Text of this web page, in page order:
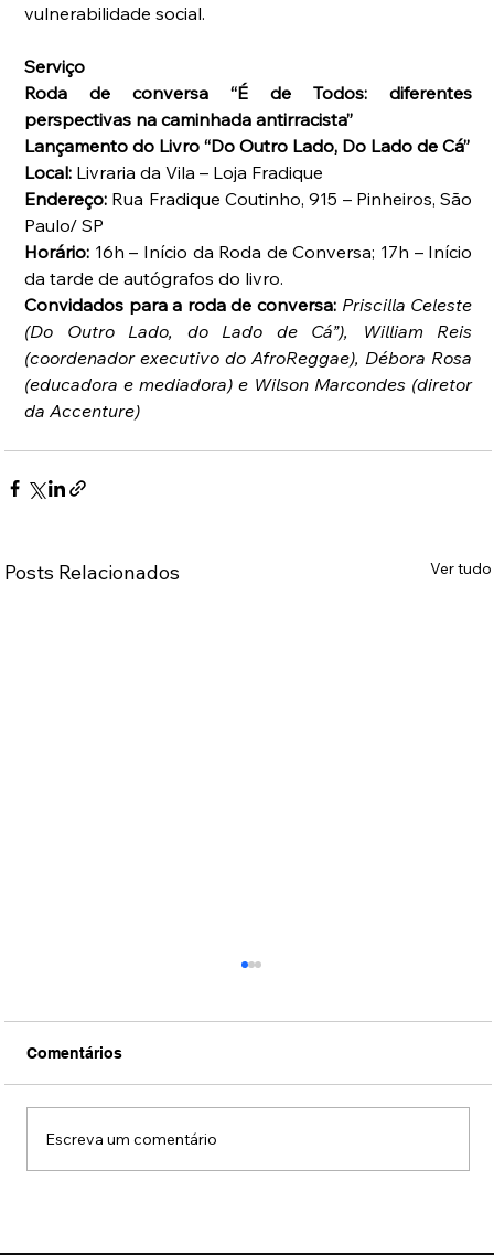
vulnerabilidade social.
Serviço
Roda de conversa “É de Todos: diferentes
perspectivas na caminhada antirracista”
Lançamento do Livro “Do Outro Lado, Do Lado de Cá”
Local: Livraria da Vila – Loja Fradique
Endereço: Rua Fradique Coutinho, 915 – Pinheiros, São
Paulo/ SP
Horário: 16h – Início da Roda de Conversa; 17h – Início
da tarde de autógrafos do livro.
Convidados para a roda de conversa: Priscilla Celeste
(Do Outro Lado, do Lado de Cá”), William Reis
(coordenador executivo do AfroReggae), Débora Rosa
(educadora e mediadora) e Wilson Marcondes (diretor
da Accenture)
Posts Relacionados Ver tudo
Comentários
Escreva um comentário